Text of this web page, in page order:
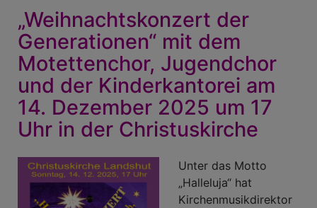
Advent
„Weihnachtskonzert der
Generationen“ mit dem
Motettenchor, Jugendchor
und der Kinderkantorei am
14. Dezember 2025 um 17
Uhr in der Christuskirche
Unter das Motto
„Halleluja“ hat
Kirchenmusikdirektor